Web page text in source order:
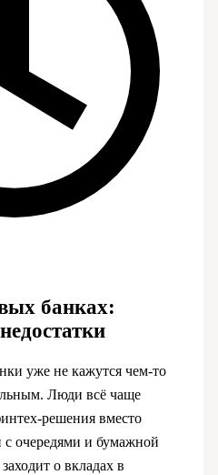
банках:
уже не кажутся чем-то
Люди всё чаще
решения вместо
очередями и бумажной
о вкладах в